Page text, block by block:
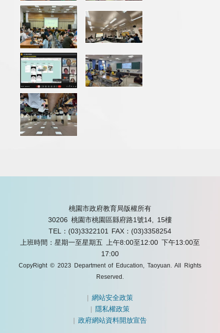
桃園市政府教育局版權所有
30206 桃園市桃園區縣府路1號14, 15樓
TEL：(03)3322101
FAX：(03)3358254
上班時間：星期一至星期五 上午8:00至12:00 下午13:00至
17:00
CopyRight © 2023 Department of Education, Taoyuan. All Rights
Reserved.
|網站安全政策
| 隱私權政策
|政府網站資料開放宣告